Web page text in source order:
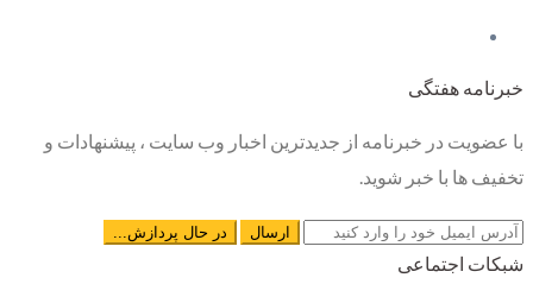
خبرنامه هفتگی
با عضویت در خبرنامه از جدیدترین اخبار وب سایت ، پیشنهادات و
تخفیف ها با خبر شوید.
شبکات اجتماعی